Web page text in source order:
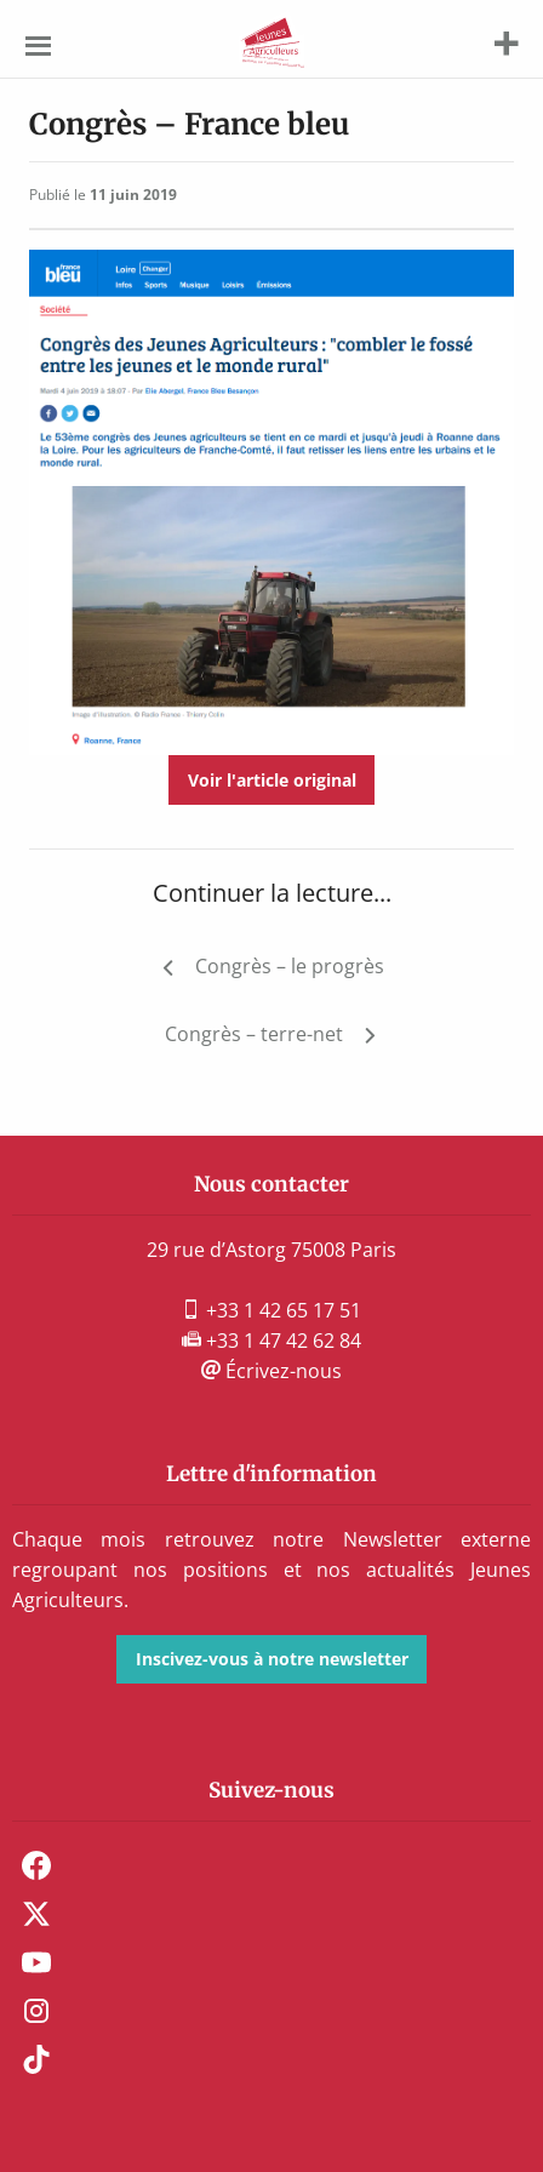
Agriculteurs
Congrès – France bleu
Publié le 11 juin 2019
Voir l'article original
Continuer la lecture...
NavigationCongrès – le progrès
Congrès – terre-net
Nous contacter
29 rue d’Astorg 75008 Paris
+33 1 42 65 17 51
+33 1 47 42 62 84
Écrivez-nous
Lettre d'information
Chaque mois retrouvez notre Newsletter externe
regroupant nos positions et nos actualités Jeunes
Agriculteurs.
Inscivez-vous à notre newsletter
Suivez-nous